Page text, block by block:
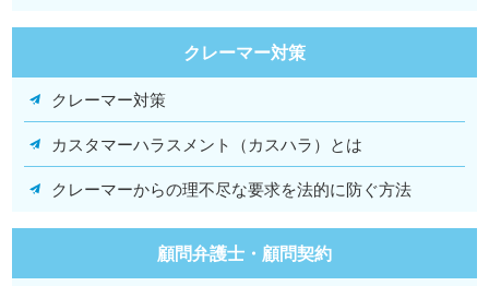
クレーマー対策
クレーマー対策
カスタマーハラスメント（カスハラ）とは
クレーマーからの理不尽な要求を法的に防ぐ方法
顧問弁護士・顧問契約